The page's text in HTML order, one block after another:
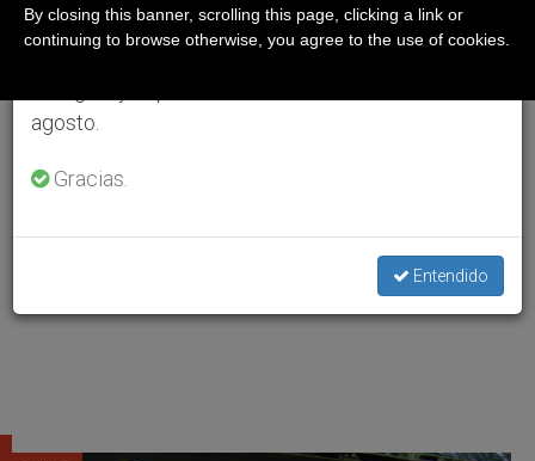
agosto.
Gracias.
Entendido
By closing this banner, scrolling this page, clicking a link or
continuing to browse otherwise, you agree to the use of cookies.